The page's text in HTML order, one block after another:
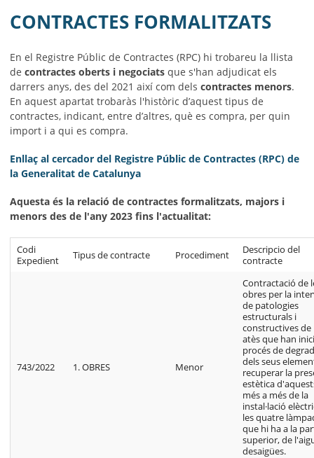
CONTRACTES FORMALITZATS
En el Registre Públic de Contractes (RPC) hi trobareu la llista
decontractes oberts i negociats que s'han adjudicat els
darrers anys, des del 2021 així com delscontractes menors.
En aquest apartat trobaràs l'històric d’aquest tipus de
contractes, indicant, entre d’altres, què es compra, per quin
import i a qui es compra.
Enllaç al cercador del Registre Públic de Contractes (RPC) de
la Generalitat de Catalunya
Aquesta és la relació de contractes formalitzats, majors i
menors des de l'any 2023 fins l'actualitat:
Codi
Expedient
Tipus de contracte Procediment
Descripcio del
contracte
743/2022 1. OBRES Menor
Contractació de
obres per la
de patologies
estructurals i
constructives
atès que han
procés de
dels seus
recuperar la
estètica
més a més de la
instal·lació
les quatre
que hi ha a la
superior, de
desaigües.